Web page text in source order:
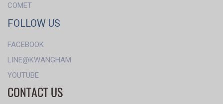
COMET
FOLLOW US
FACEBOOK
LINE@KWANGHAM
YOUTUBE
CONTACT US